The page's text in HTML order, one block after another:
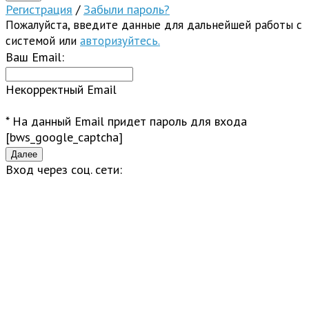
Регистрация / Забыли пароль?
Пожалуйста, введите данные для дальнейшей работы с
системой или авторизуйтесь.
Ваш Email:
Некорректный Email
* На данный Email придет пароль для входа
[bws_google_captcha]
Вход через соц. сети: